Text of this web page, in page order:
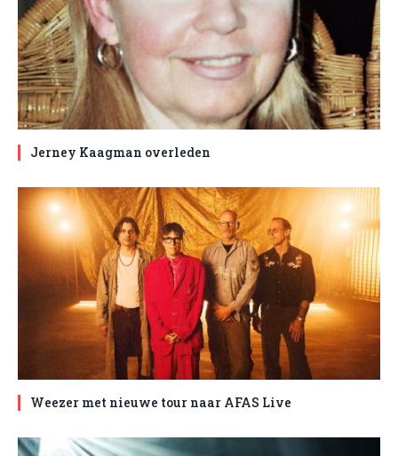
Jerney Kaagman overleden
Weezer met nieuwe tour naar AFAS Live